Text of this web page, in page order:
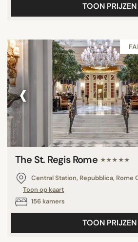
TOON PRIJZEN
‹
The St. Regis Rome ★★★★★
Central Station, Repubblica, Rome
Toon op kaart
156 kamers
TOON PRIJZEN